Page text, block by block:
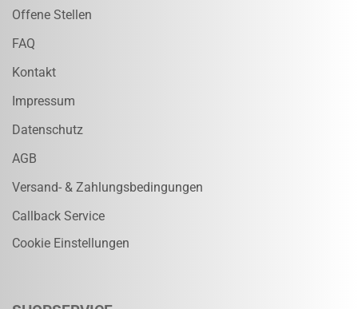
Offene Stellen
FAQ
Kontakt
Impressum
Datenschutz
AGB
Versand- & Zahlungsbedingungen
Callback Service
Cookie Einstellungen